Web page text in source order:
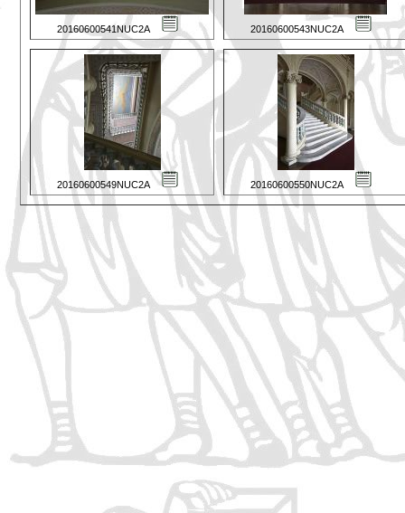
20160600541NUC2A 20160600543NUC2A
20160600549NUC2A 20160600550NUC2A